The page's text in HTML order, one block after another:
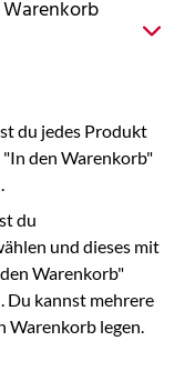
du jedes Produkt
den Warenkorb"
du
und dieses mit
Warenkorb"
Du kannst mehrere
Warenkorb legen.